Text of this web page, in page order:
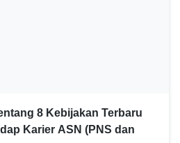
8 Kebijakan Terbaru
Karier ASN (PNS dan